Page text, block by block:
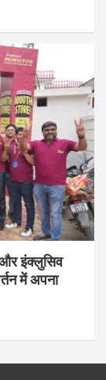
और इंक्लुसिव
में अपना